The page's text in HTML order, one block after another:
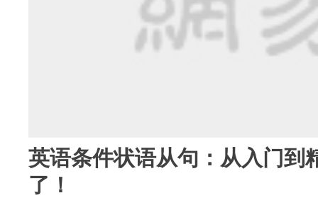
英语条件状语从句：从入门到
了！